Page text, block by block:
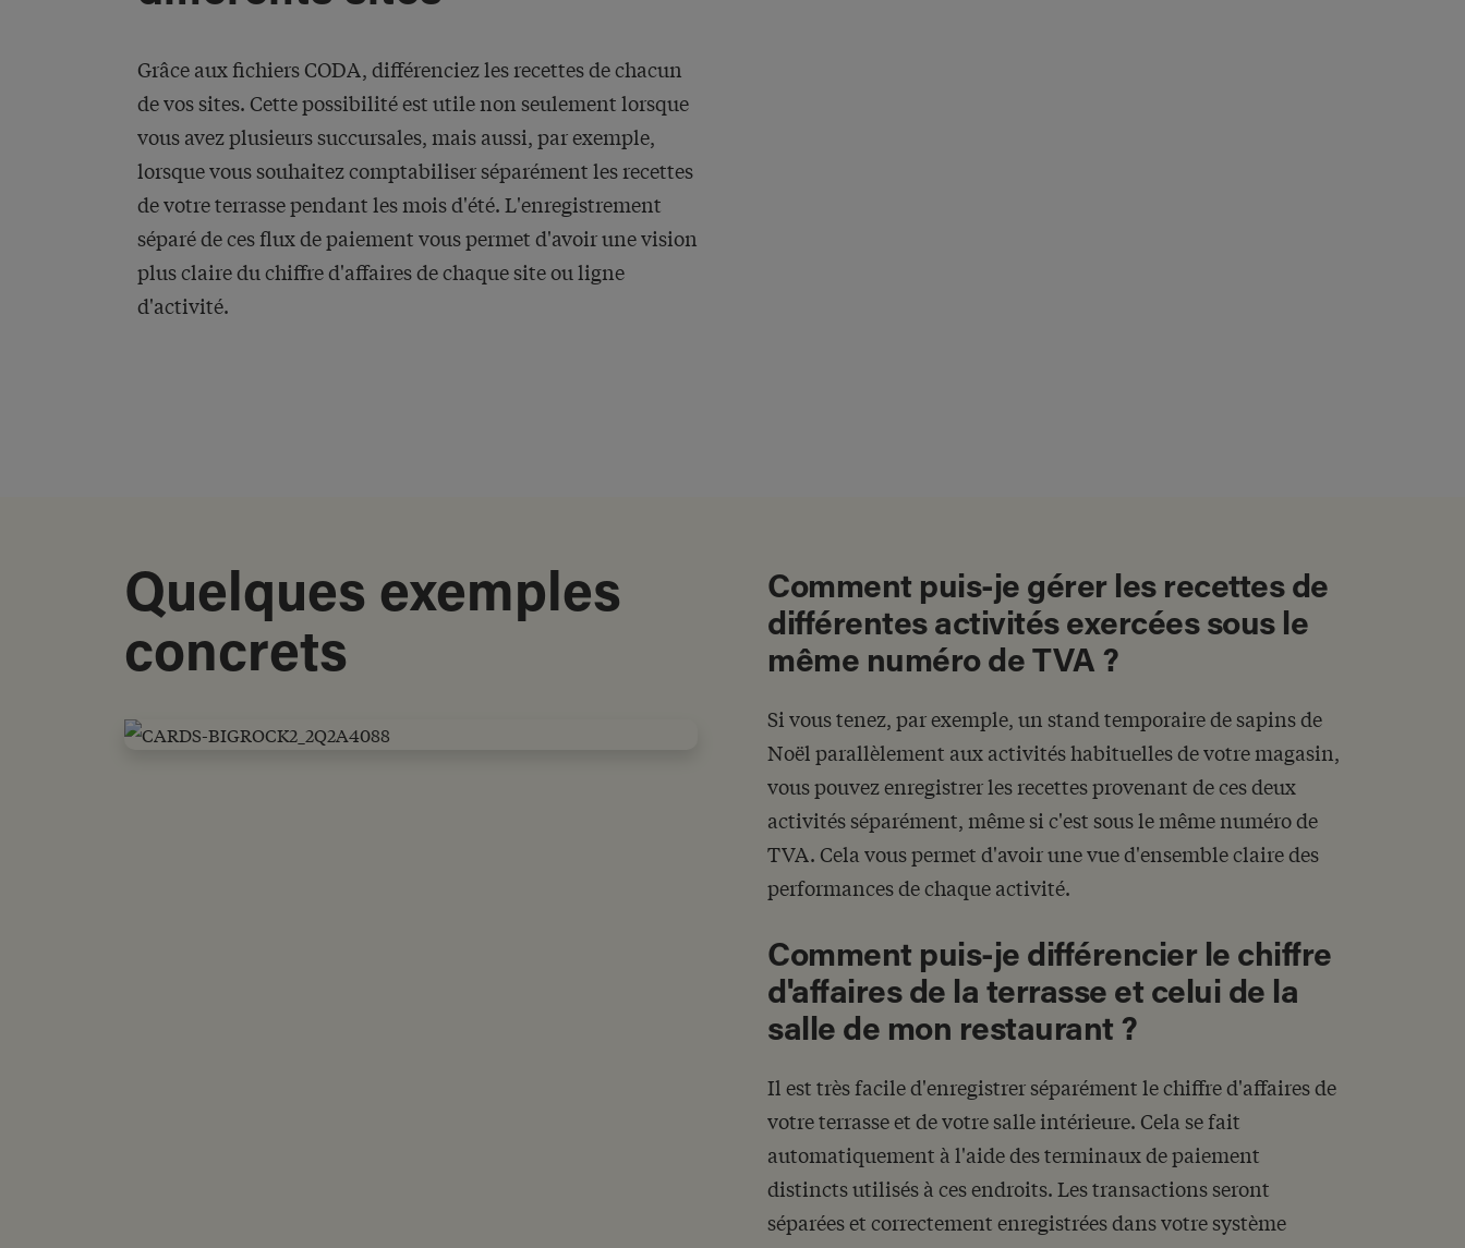
Grâce aux fichiers CODA, différenciez les recettes de chacun
de vos sites. Cette possibilité est utile non seulement lorsque
vous avez plusieurs succursales, mais aussi, par exemple,
lorsque vous souhaitez comptabiliser séparément les recettes
de votre terrasse pendant les mois d'été. L'enregistrement
séparé de ces flux de paiement vous permet d'avoir une vision
plus claire du chiffre d'affaires de chaque site ou ligne
d'activité.
Quelques exemples
concrets
Comment puis-je gérer les recettes de
différentes activités exercées sous le
même numéro de TVA ?
Si vous tenez, par exemple, un stand temporaire de sapins de
Noël parallèlement aux activités habituelles de votre magasin,
vous pouvez enregistrer les recettes provenant de ces deux
activités séparément, même si c'est sous le même numéro de
TVA. Cela vous permet d'avoir une vue d'ensemble claire des
performances de chaque activité.
Comment puis-je différencier le chiffre
d'affaires de la terrasse et celui de la
salle de mon restaurant ?
Il est très facile d'enregistrer séparément le chiffre d'affaires de
votre terrasse et de votre salle intérieure. Cela se fait
automatiquement à l'aide des terminaux de paiement
distincts utilisés à ces endroits. Les transactions seront
séparées et correctement enregistrées dans votre système